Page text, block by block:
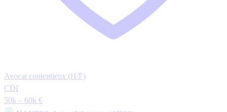
Avocat contentieux (H/F)
CDI
50k – 60k €